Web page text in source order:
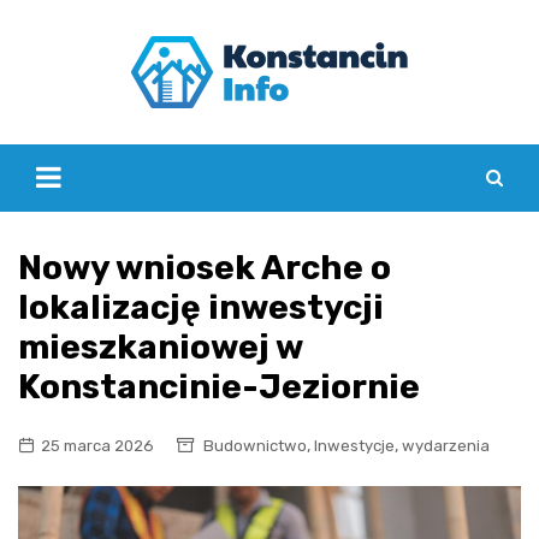
Nowy wniosek Arche o
lokalizację inwestycji
mieszkaniowej w
Konstancinie-Jeziornie
25 marca 2026 Budownictwo, Inwestycje, wydarzenia